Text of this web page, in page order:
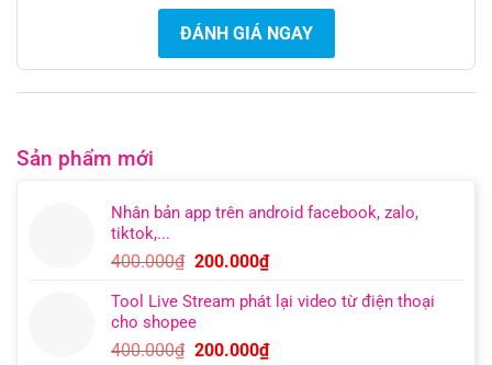
ĐÁNH GIÁ NGAY
Sản phẩm mới
Nhân bản app trên android facebook, zalo,
tiktok,...
400.000₫ Giá
là:
400.000₫.
200.000₫Giá
tại
200.000₫.
Tool Live Stream phát lại video từ điện thoại
cho shopee
400.000₫ Giá
200.000₫Giá